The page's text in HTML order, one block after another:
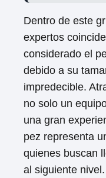
Dentro de este
expertos
considerado el
debido a su
impredecible.
no solo un
una gran
pez representa
quienes buscan
al siguiente nivel.